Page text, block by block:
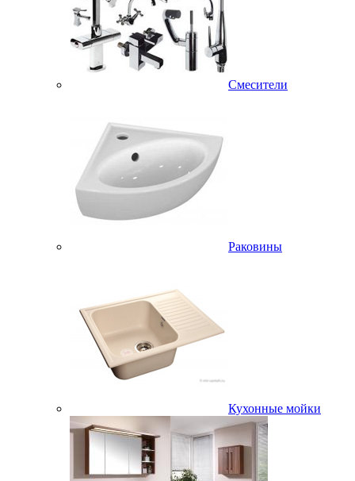
Смесители
Раковины
Кухонные мойки